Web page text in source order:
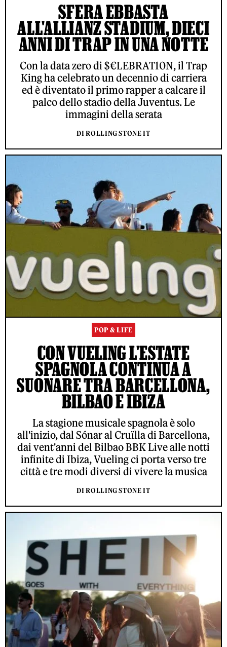
SFERA EBBASTA
ALL'ALLIANZ STADIUM, DIECI
ANNI DI TRAP IN UNA NOTTE
Con la data zero di $€LEBRAT10N, il Trap
King ha celebrato un decennio di carriera
ed è diventato il primo rapper a calcare il
palco dello stadio della Juventus. Le
immagini della serata
DI ROLLING STONE IT
POP & LIFE
CON VUELING L'ESTATE
SPAGNOLA CONTINUA A
SUONARE TRA BARCELLONA,
BILBAO E IBIZA
La stagione musicale spagnola è solo
all'inizio, dal Sónar al Cruïlla di Barcellona,
dai vent'anni del Bilbao BBK Live alle notti
infinite di Ibiza, Vueling ci porta verso tre
città e tre modi diversi di vivere la musica
DI ROLLING STONE IT